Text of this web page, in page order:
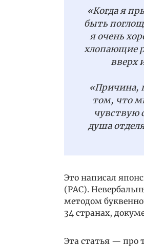
«Когда я
быть
я очень
хлопающие
вверх
«Причина,
том, что
чувствую
душа
Это написал
(РАС).
методом
34 странах,
Эта статья — про